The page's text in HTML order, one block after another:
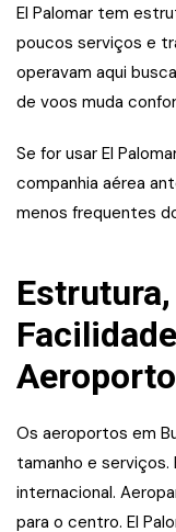
El Palomar tem
poucos serviços e
operavam aqui
de voos muda
Se for usar El
companhia aérea
menos frequentes
Aeroporto
Os aeroportos em
tamanho e
internacional.
para o centro. El